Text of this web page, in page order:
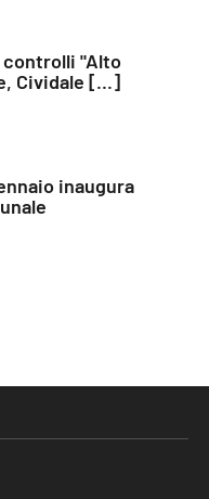
"Alto
Cividale [...]
inaugura